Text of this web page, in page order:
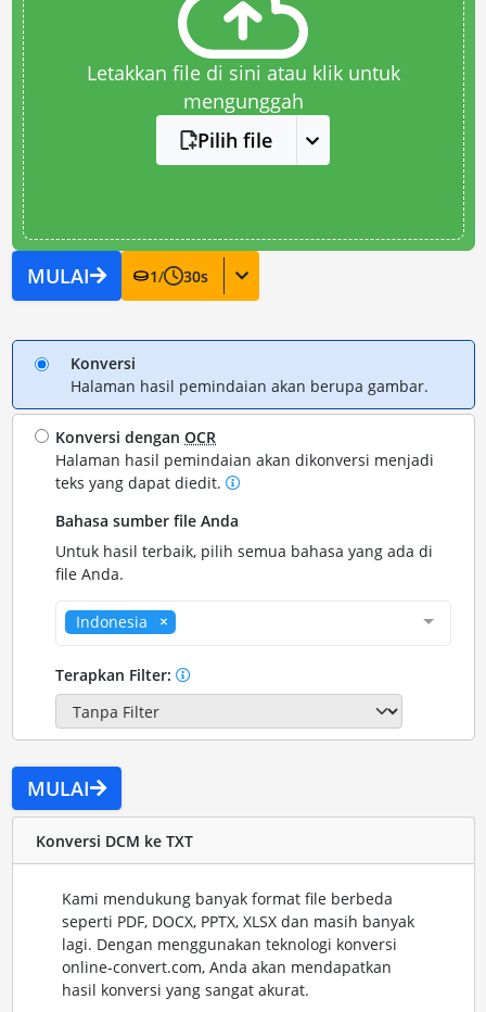
Letakkan file di sini atau klik untuk
mengunggah
Pilih file
MULAI 1/ 30s
Konversi
Halaman hasil pemindaian akan berupa gambar.
Konversi denganOCR
Halaman hasil pemindaian akan dikonversi menjadi
teks yang dapat diedit.
Bahasa sumber file Anda
Untuk hasil terbaik, pilih semua bahasa yang ada di
file Anda.
Indonesia
Terapkan Filter:
MULAI
Konversi DCM ke TXT
Kami mendukung banyak format file berbeda
seperti PDF, DOCX, PPTX, XLSX dan masih banyak
lagi. Dengan menggunakan teknologi konversi
online-convert.com, Anda akan mendapatkan
hasil konversi yang sangat akurat.